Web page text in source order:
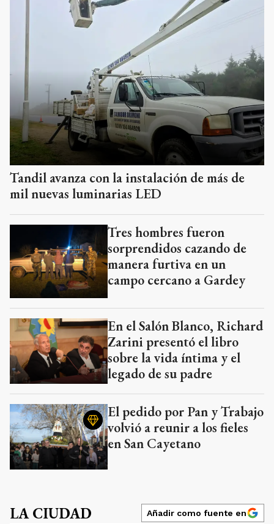
Tandil avanza con la instalación de más de
mil nuevas luminarias LED
Tres hombres fueron
sorprendidos cazando de
manera furtiva en un
campo cercano a Gardey
En el Salón Blanco, Richard
Zarini presentó el libro
sobre la vida íntima y el
legado de su padre
El pedido por Pan y Trabajo
volvió a reunir a los fieles
en San Cayetano
LA CIUDAD Añadir como fuente en